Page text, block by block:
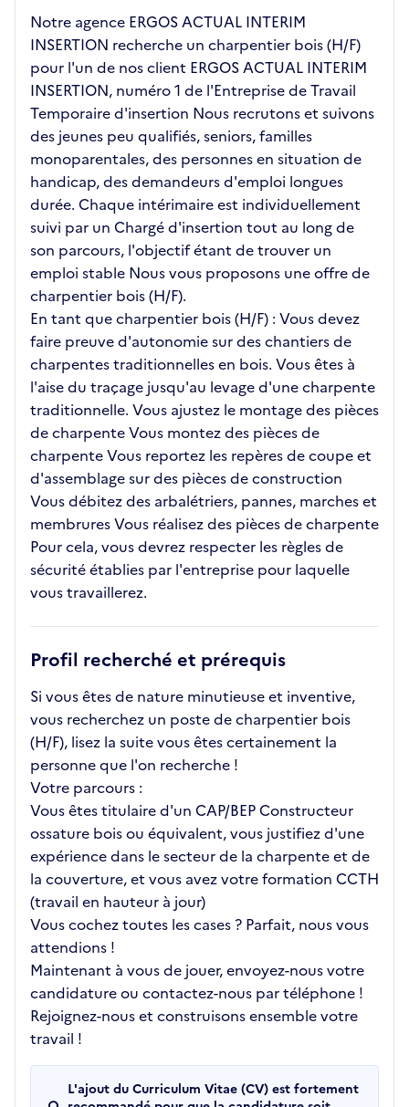
Notre agence ERGOS ACTUAL INTERIM
INSERTION recherche un charpentier bois (H/F)
pour l'un de nos client ERGOS ACTUAL INTERIM
INSERTION, numéro 1 de l'Entreprise de Travail
Temporaire d'insertion Nous recrutons et suivons
des jeunes peu qualifiés, seniors, familles
monoparentales, des personnes en situation de
handicap, des demandeurs d'emploi longues
durée. Chaque intérimaire est individuellement
suivi par un Chargé d'insertion tout au long de
son parcours, l'objectif étant de trouver un
emploi stable Nous vous proposons une offre de
charpentier bois (H/F).
En tant que charpentier bois (H/F) : Vous devez
faire preuve d'autonomie sur des chantiers de
charpentes traditionnelles en bois. Vous êtes à
l'aise du traçage jusqu'au levage d'une charpente
traditionnelle. Vous ajustez le montage des pièces
de charpente Vous montez des pièces de
charpente Vous reportez les repères de coupe et
d'assemblage sur des pièces de construction
Vous débitez des arbalétriers, pannes, marches et
membrures Vous réalisez des pièces de charpente
Pour cela, vous devrez respecter les règles de
sécurité établies par l'entreprise pour laquelle
vous travaillerez.
Profil recherché et prérequis
Si vous êtes de nature minutieuse et inventive,
vous recherchez un poste de charpentier bois
(H/F), lisez la suite vous êtes certainement la
personne que l'on recherche !
Votre parcours :
Vous êtes titulaire d'un CAP/BEP Constructeur
ossature bois ou équivalent, vous justifiez d'une
expérience dans le secteur de la charpente et de
la couverture, et vous avez votre formation CCTH
(travail en hauteur à jour)
Vous cochez toutes les cases ? Parfait, nous vous
attendions !
Maintenant à vous de jouer, envoyez-nous votre
candidature ou contactez-nous par téléphone !
Rejoignez-nous et construisons ensemble votre
travail !
L'ajout du Curriculum Vitae (CV) est fortement